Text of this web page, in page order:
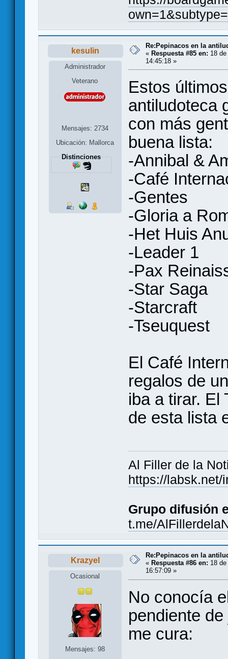
kesulin
Administrador
Veterano
Mensajes: 2734
Ubicación: Mallorca
Distinciones
Re:Pepinacos en la
« Respuesta #85 en: 18
14:45:18 »
Estos
antiludoteca
con más
buena lista:
-Annibal &
-Café
-Gentes
-Gloria a
-Het Huis
-Leader 1
-Pax
-Star Saga
-Starcraft
-Tseuquest
El Café
regalos de
iba a tirar. El
de esta lista
Al Filler de la
https://labsk.net/
Grupo difusión
t.me/
Krazyel
Ocasional
Mensajes: 98
Re:Pepinacos en la
« Respuesta #86 en: 18
16:57:09 »
No conocía
pendiente
me cura: